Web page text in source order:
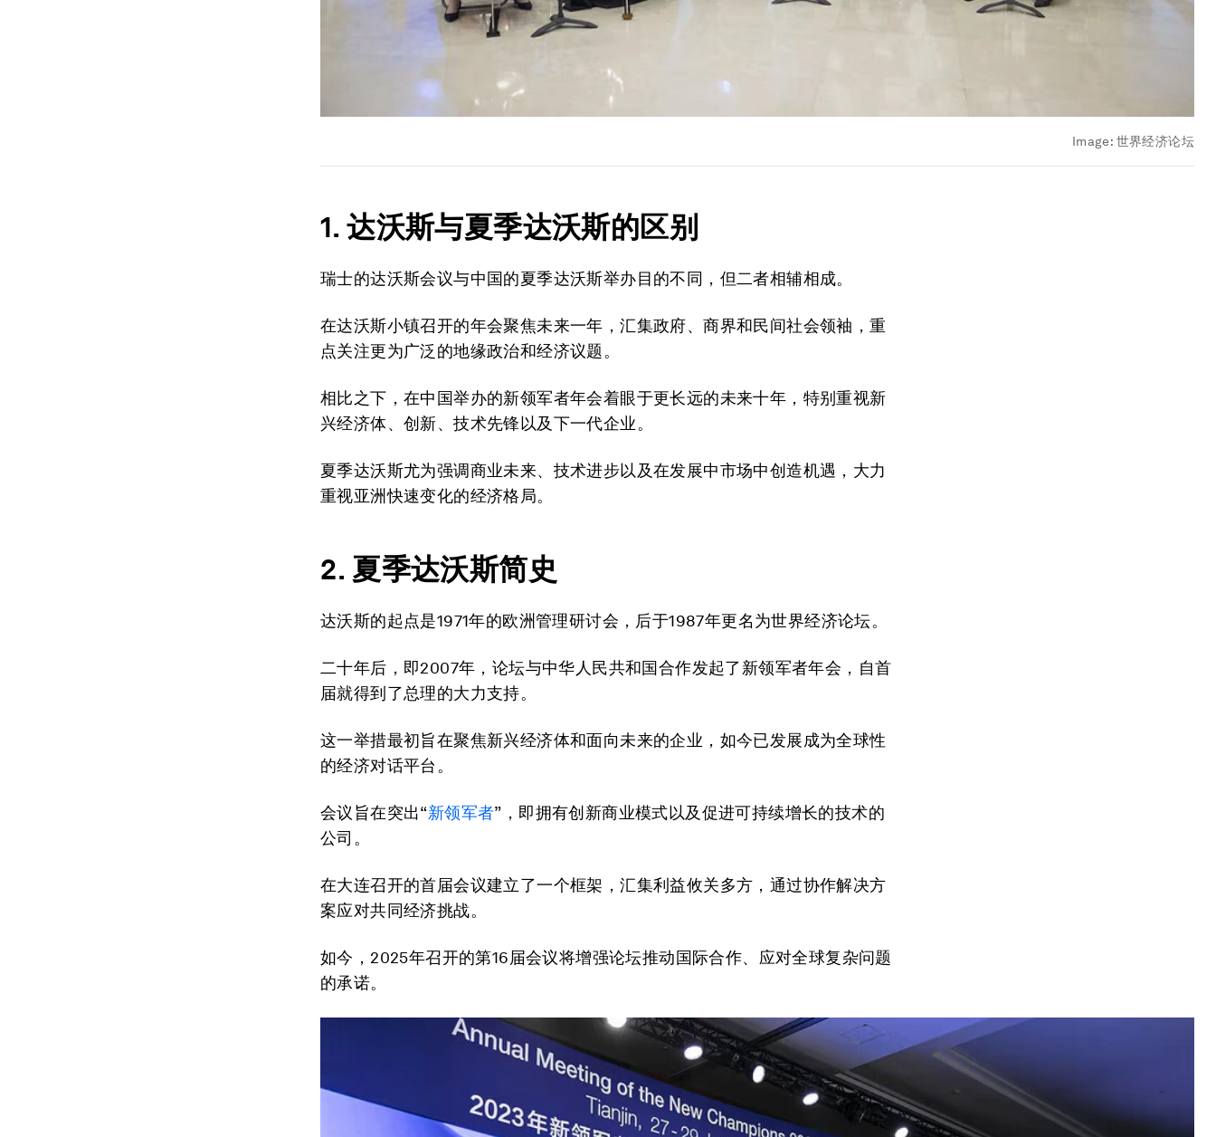
Image: 世界经济论坛
1.达沃斯与夏季达沃斯的区别
瑞士的达沃斯会议与中国的夏季达沃斯举办目的不同，但二者相辅相成。
在达沃斯小镇召开的年会聚焦未来一年，汇集政府、商界和民间社会领袖，重
点关注更为广泛的地缘政治和经济议题。
相比之下，在中国举办的新领军者年会着眼于更长远的未来十年，特别重视新
兴经济体、创新、技术先锋以及下一代企业。
夏季达沃斯尤为强调商业未来、技术进步以及在发展中市场中创造机遇，大力
重视亚洲快速变化的经济格局。
2. 夏季达沃斯简史
达沃斯的起点是1971年的欧洲管理研讨会，后于1987年更名为世界经济论坛。
二十年后，即2007年，论坛与中华人民共和国合作发起了新领军者年会，自首
届就得到了总理的大力支持。
这一举措最初旨在聚焦新兴经济体和面向未来的企业，如今已发展成为全球性
的经济对话平台。
会议旨在突出“新领军者”，即拥有创新商业模式以及促进可持续增长的技术的
公司。
在大连召开的首届会议建立了一个框架，汇集利益攸关多方，通过协作解决方
案应对共同经济挑战。
如今，2025年召开的第16届会议将增强论坛推动国际合作、应对全球复杂问题
的承诺。